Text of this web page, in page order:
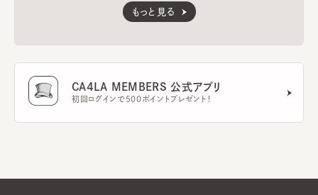
もっと見る
CA4LA MEMBERS 公式アプリ
初回ログインで500ポイントプレゼント！